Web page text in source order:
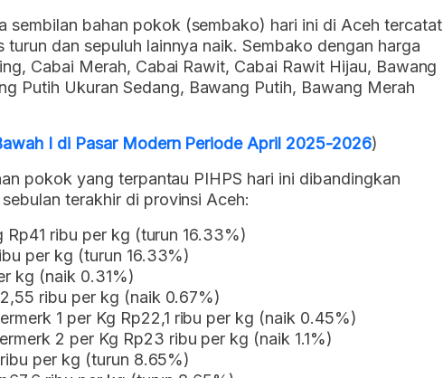
sembilan bahan pokok (sembako) hari ini di Aceh tercatat
dan sepuluh lainnya naik. Sembako dengan harga
Cabai Merah, Cabai Rawit, Cabai Rawit Hijau, Bawang
Putih Ukuran Sedang, Bawang Putih, Bawang Merah
I di Pasar Modern Periode April 2025-2026)
pokok yang terpantau PIHPS hari ini dibandingkan
terakhir di provinsi Aceh:
Rp41 ribu per kg (turun 16.33%)
per kg (turun 16.33%)
kg (naik 0.31%)
ribu per kg (naik 0.67%)
1 per Kg Rp22,1 ribu per kg (naik 0.45%)
2 per Kg Rp23 ribu per kg (naik 1.1%)
per kg (turun 8.65%)